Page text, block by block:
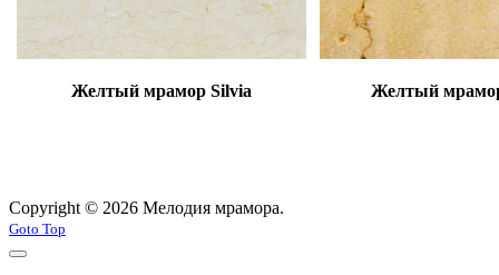
Желтый мрамор Silvia Желтый
Copyright © 2026 Мелодия мрамора.
Goto Top